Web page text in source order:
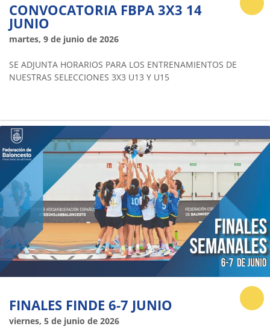
CONVOCATORIA FBPA 3X3 14
JUNIO
martes, 9 de junio de 2026
SE ADJUNTA HORARIOS PARA LOS ENTRENAMIENTOS DE
NUESTRAS SELECCIONES 3X3 U13 Y U15
FINALES FINDE 6-7 JUNIO
viernes, 5 de junio de 2026